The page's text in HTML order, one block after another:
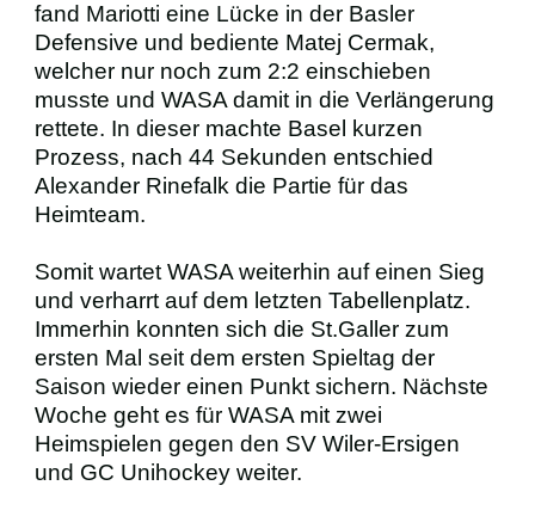
fand Mariotti eine Lücke in der Basler
Defensive und bediente Matej Cermak,
welcher nur noch zum 2:2 einschieben
musste und WASA damit in die Verlängerung
rettete. In dieser machte Basel kurzen
Prozess, nach 44 Sekunden entschied
Alexander Rinefalk die Partie für das
Heimteam.
Somit wartet WASA weiterhin auf einen Sieg
und verharrt auf dem letzten Tabellenplatz.
Immerhin konnten sich die St.Galler zum
ersten Mal seit dem ersten Spieltag der
Saison wieder einen Punkt sichern. Nächste
Woche geht es für WASA mit zwei
Heimspielen gegen den SV Wiler-Ersigen
und GC Unihockey weiter.